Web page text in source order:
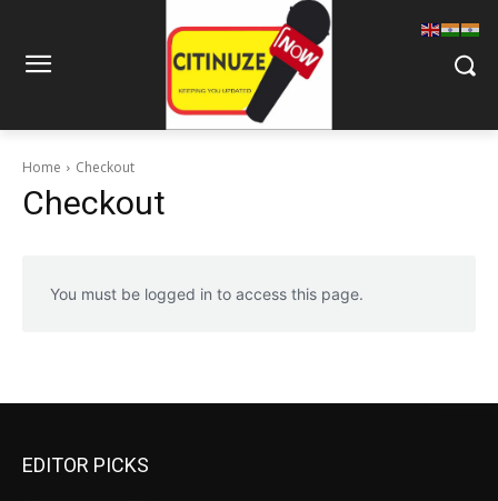
Home Checkout
Checkout
You must be logged in to access this page.
EDITOR PICKS